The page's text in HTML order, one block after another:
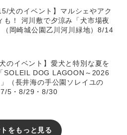
犬のイベント】マルシェやアク
も！ 河川敷で夕涼み「犬市場夜
岡崎城公園乙川河川緑地）8/14
のイベント】愛犬と特別な夏を
SOLEIL DOG LAGOON～2026
（長井海の手公園ソレイユの
5・8/29・8/30
をもっと見る